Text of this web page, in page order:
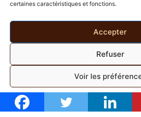
certaines caractéristiques et fonctions.
Accepter
Refuser
Voir les
Politique de cookies Politique de
Défi 30j
Découvrez ici notre challenge 30
votre visibilité et votre taux
min/j